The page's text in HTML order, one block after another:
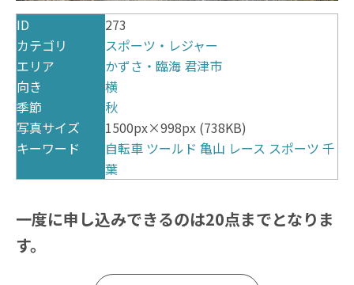
ID
273
カテゴリ
スポーツ・レジャー
エリア
かずさ・臨海 君津市
向き
横
季節
秋
写真サイズ
1500px×998px (738KB)
キーワード
自転車 ツールド 亀山 レース スポーツ 千
葉
一度に申し込みできるのは20点までとなりま
す。